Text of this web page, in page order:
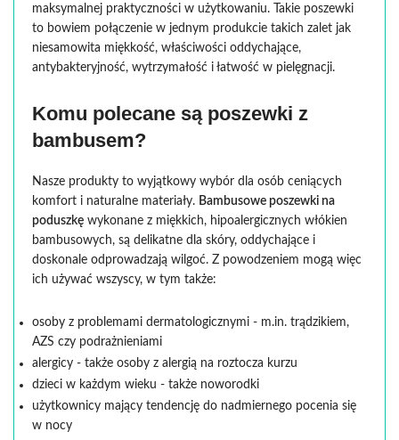
maksymalnej praktyczności w użytkowaniu. Takie poszewki
to bowiem połączenie w jednym produkcie takich zalet jak
niesamowita miękkość, właściwości oddychające,
antybakteryjność, wytrzymałość i łatwość w pielęgnacji.
Komu polecane są poszewki z
bambusem?
Nasze produkty to wyjątkowy wybór dla osób ceniących
komfort i naturalne materiały. Bambusowe poszewki na
poduszkę wykonane z miękkich, hipoalergicznych włókien
bambusowych, są delikatne dla skóry, oddychające i
doskonale odprowadzają wilgoć. Z powodzeniem mogą więc
ich używać wszyscy, w tym także:
osoby z problemami dermatologicznymi - m.in. trądzikiem,
AZS czy podrażnieniami
alergicy - także osoby z alergią na roztocza kurzu
dzieci w każdym wieku - także noworodki
użytkownicy mający tendencję do nadmiernego pocenia się
w nocy